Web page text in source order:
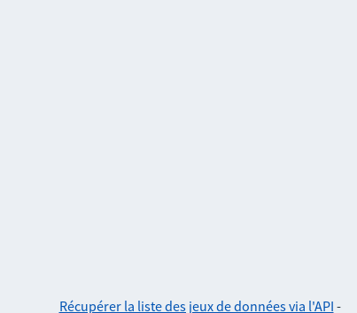
Récupérer la liste des jeux de données via l'API -